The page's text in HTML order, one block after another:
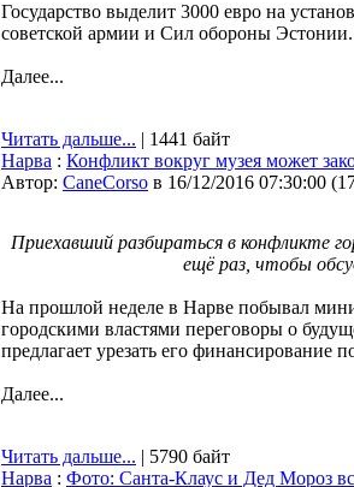
Государство выделит 3000 евро на
советской армии и Сил обороны Эстонии.
Далее...
Читать дальше... | 1441 байт
Нарва : Конфликт вокруг музея может
Автор: CaneCorso в 16/12/2016 07:30:00 (
Приехавший разбираться в конфликте
ещё раз, чтобы
На прошлой неделе в Нарве побывал
городскими властями переговоры о
предлагает урезать его финансирование
Далее...
Читать дальше... | 5790 байт
Нарва : Фото: Санта-Клаус и Дед Мороз